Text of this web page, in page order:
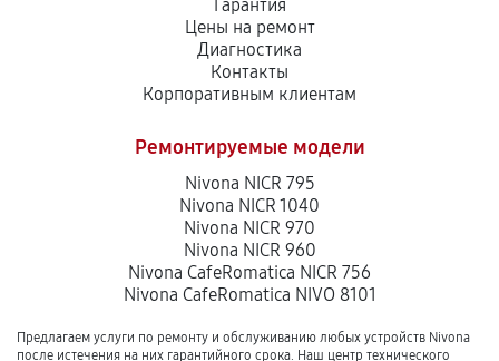
Гарантия
Цены на ремонт
Диагностика
Контакты
Корпоративным клиентам
Ремонтируемые модели
Nivona NICR 795
Nivona NICR 1040
Nivona NICR 970
Nivona NICR 960
Nivona CafeRomatica NICR 756
Nivona CafeRomatica NIVO 8101
Предлагаем услуги по ремонту и обслуживанию любых устройств Nivona
после истечения на них гарантийного срока. Наш центр технического